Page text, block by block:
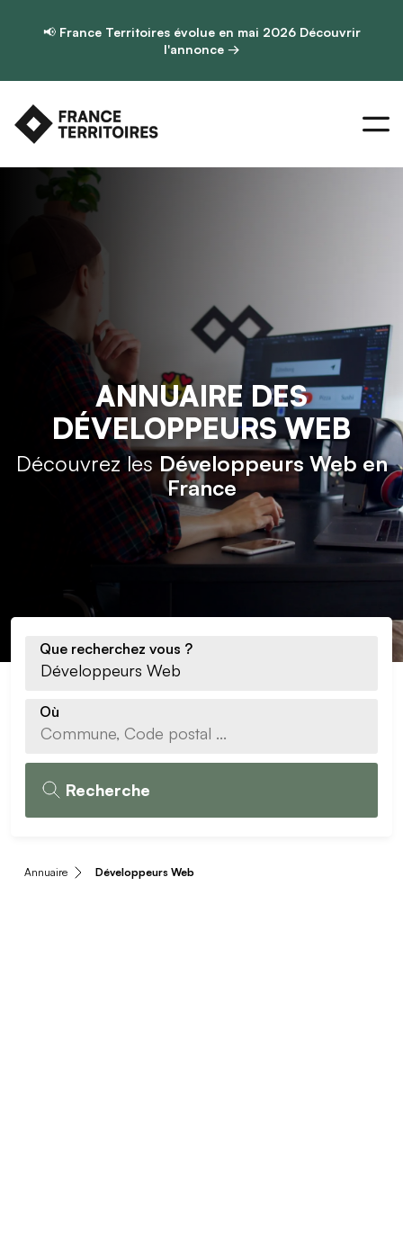
📢 France Territoires évolue en mai 2026 Découvrir
l'annonce →
ANNUAIRE DES
DÉVELOPPEURS WEB
Découvrez les Développeurs Web en
France
Que recherchez vous ?
Où
Recherche
Annuaire Développeurs Web